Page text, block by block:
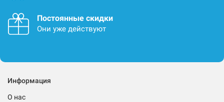
Постоянные скидки
Они уже действуют
Информация
О нас